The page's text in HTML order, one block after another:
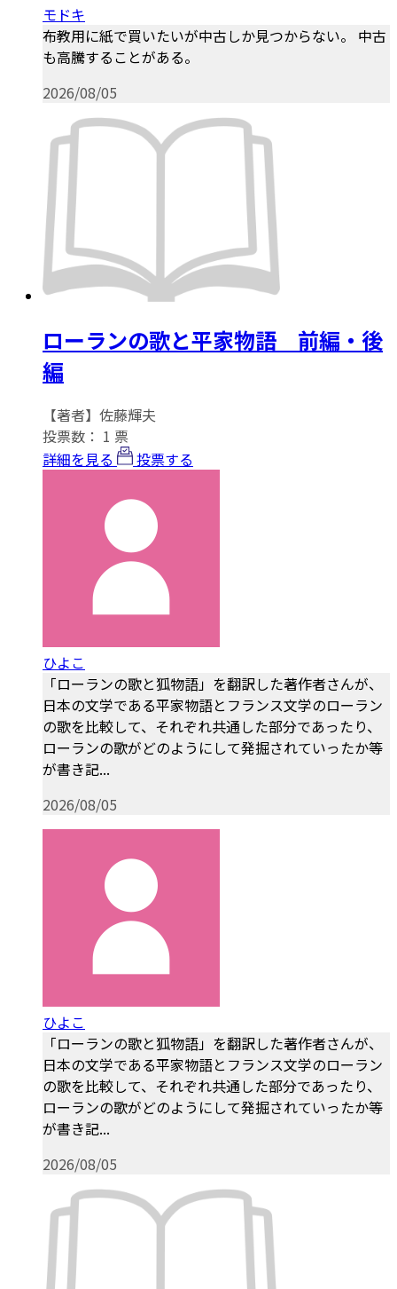
モドキ
布教用に紙で買いたいが中古しか見つからない。 中古
も高騰することがある。
2026/08/05
ローランの歌と平家物語 前編・後
編
【著者】佐藤輝夫
投票数： 1 票
詳細を見る
投票する
ひよこ
「ローランの歌と狐物語」を翻訳した著作者さんが、
日本の文学である平家物語とフランス文学のローラン
の歌を比較して、それぞれ共通した部分であったり、
ローランの歌がどのようにして発掘されていったか等
が書き記...
2026/08/05
ひよこ
「ローランの歌と狐物語」を翻訳した著作者さんが、
日本の文学である平家物語とフランス文学のローラン
の歌を比較して、それぞれ共通した部分であったり、
ローランの歌がどのようにして発掘されていったか等
が書き記...
2026/08/05